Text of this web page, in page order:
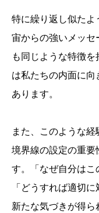
特に繰り返し似たよ
宙からの強いメッセ
も同じような特徴
は私たちの内面に
あります。
また、このような
境界線の設定の重要
す。「なぜ自分はこ
「どうすれば適切
新たな気づきが得ら